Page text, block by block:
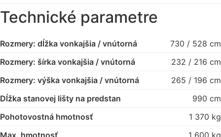
Technické parametre
Rozmery: dĺžka vonkajšia / vnútorná
730 / 528 cm
Rozmery: šírka vonkajšia / vnútorná
232 / 216 cm
Rozmery: výška vonkajšia / vnútorná
265 / 196 cm
Dĺžka stanovej lišty na predstan
990 cm
Pohotovostná hmotnosť
1 370 kg
Max. hmotnosť
1 600 kg